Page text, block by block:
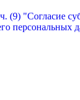
(9) "Согласие
персональных